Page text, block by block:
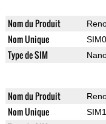
Nom du Produit
Nom Unique SIM0
Type de SIM
Nom du Produit
Nom Unique SIM1